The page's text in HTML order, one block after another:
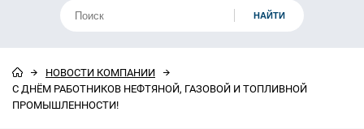
НОВОСТИ КОМПАНИИ
С ДНЁМ РАБОТНИКОВ НЕФТЯНОЙ, ГАЗОВОЙ И ТОПЛИВНОЙ
ПРОМЫШЛЕННОСТИ!